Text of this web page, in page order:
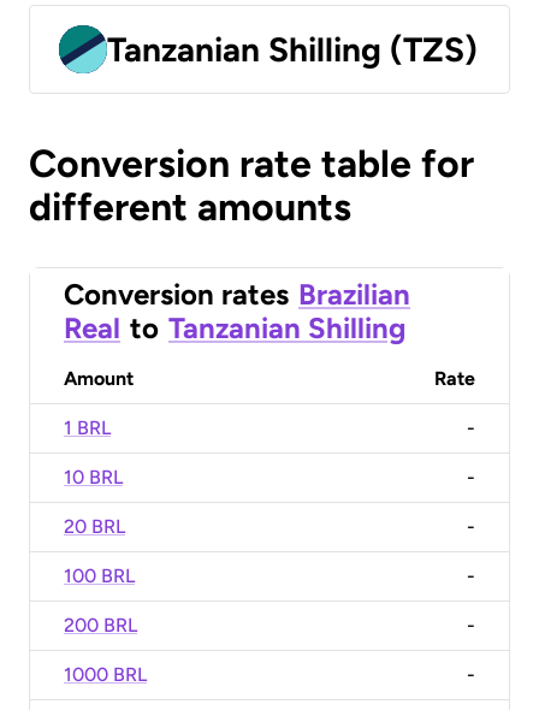
Tanzanian Shilling (TZS)
Conversion rate table for
different amounts
Conversion rates Brazilian
Real to Tanzanian Shilling
Amount Rate
1 BRL -
10 BRL -
20 BRL -
100 BRL -
200 BRL -
1000 BRL -